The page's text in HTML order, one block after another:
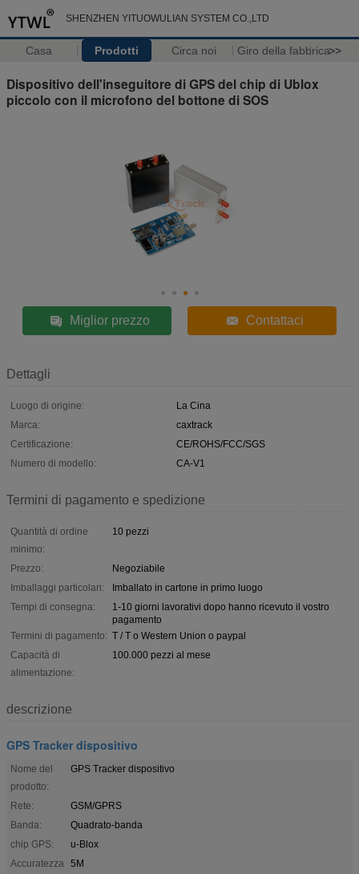
SHENZHEN YITUOWULIAN SYSTEM CO.,LTD
Casa Prodotti Circa noi Giro della fabbrica>>
Dispositivo dell'inseguitore di GPS del chip di Ublox
piccolo con il microfono del bottone di SOS
Miglior prezzo Contattaci
Dettagli
Luogo di origine:
La Cina
Marca:
caxtrack
Certificazione:
CE/ROHS/FCC/SGS
Numero di modello:
CA-V1
Termini di pagamento e spedizione
Quantità di ordine
minimo:
10 pezzi
Prezzo:
Negoziabile
Imballaggi particolari:
Imballato in cartone in primo luogo
Tempi di consegna:
1-10 giorni lavorativi dopo hanno ricevuto il vostro
pagamento
Termini di pagamento: T / T o Western Union o paypal
Capacità di
alimentazione:
100.000 pezzi al mese
descrizione
GPS Tracker dispositivo
Nome del
prodotto:
GPS Tracker dispositivo
Rete:
GSM/GPRS
Banda:
Quadrato-banda
chip GPS:
u-Blox
Accuratezza 5M